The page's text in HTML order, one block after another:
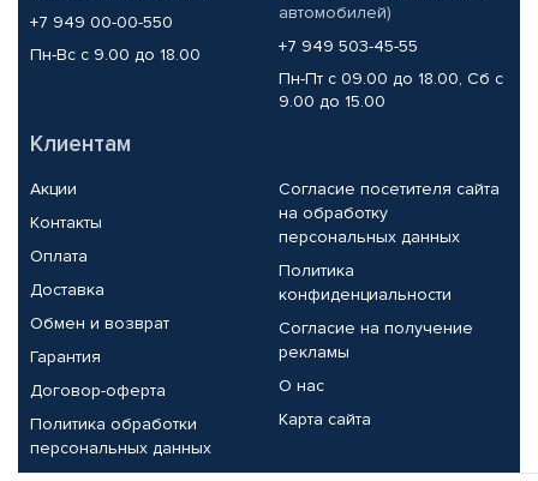
+7 949 00-00-550
Пн-Вс с 9.00 до 18.00
автомобилей)
+7 949 503-45-55
Пн-Пт с 09.00 до 18.00, Сб с
9.00 до 15.00
Клиентам
Акции
Контакты
Оплата
Доставка
Обмен и возврат
Гарантия
Договор-оферта
Политика обработки
персональных данных
Согласие посетителя сайта
на обработку
персональных данных
Политика
конфиденциальности
Согласие на получение
рекламы
О нас
Карта сайта